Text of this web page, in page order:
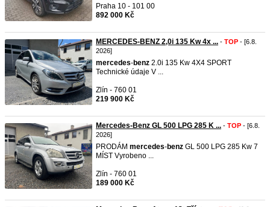
Praha 10 - 101 00
892 000 Kč
MERCEDES-BENZ 2,0i 135 Kw 4x ... - TOP - [6.8.
2026]
mercedes-benz 2.0i 135 Kw 4X4 SPORT
Technické údaje V ...
Zlín - 760 01
219 900 Kč
Mercedes-Benz GL 500 LPG 285 K ... - TOP - [6.8.
2026]
PRODÁM mercedes-benz GL 500 LPG 285 Kw 7
MÍST Vyrobeno ...
Zlín - 760 01
189 000 Kč